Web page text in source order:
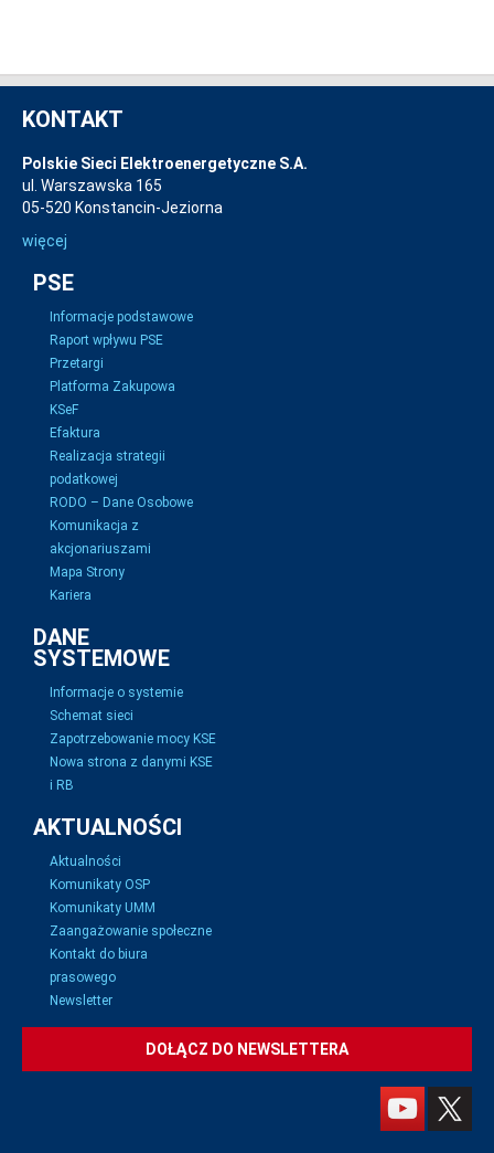
KONTAKT
Polskie Sieci Elektroenergetyczne S.A.
ul. Warszawska 165
05-520 Konstancin-Jeziorna
więcej
PSE
Informacje podstawowe
Raport wpływu PSE
Przetargi
Platforma Zakupowa
KSeF
Efaktura
Realizacja strategii
podatkowej
RODO – Dane Osobowe
Komunikacja z
akcjonariuszami
Mapa Strony
Kariera
DANE
SYSTEMOWE
Informacje o systemie
Schemat sieci
Zapotrzebowanie mocy KSE
Nowa strona z danymi KSE
i RB
AKTUALNOŚCI
Aktualności
Komunikaty OSP
Komunikaty UMM
Zaangażowanie społeczne
Kontakt do biura
prasowego
Newsletter
DOŁĄCZ DO NEWSLETTERA